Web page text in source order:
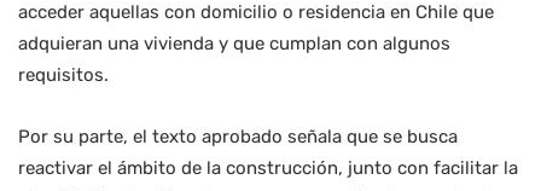
acceder aquellas con domicilio o residencia en Chile que
adquieran una vivienda y que cumplan con algunos
requisitos.
Por su parte, el texto aprobado señala que se busca
reactivar el ámbito de la construcción, junto con facilitar la